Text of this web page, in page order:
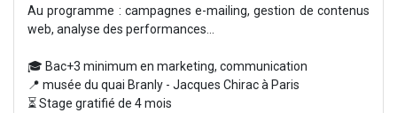
Au programme : campagnes e-mailing, gestion de contenus
web, analyse des performances...
🎓 Bac+3 minimum en marketing, communication
📍 musée du quai Branly - Jacques Chirac à Paris
⏳ Stage gratifié de 4 mois